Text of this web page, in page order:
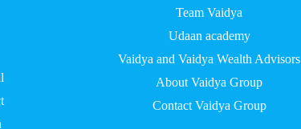
Team Vaidya
Udaan academy
Vaidya and Vaidya Wealth Advisors
About Vaidya Group
Contact Vaidya Group